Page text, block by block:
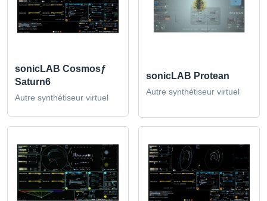
sonicLAB Cosmosƒ
Saturn6
Autre synthétiseur virtuel
sonicLAB Protean
Autre synthétiseur virtuel